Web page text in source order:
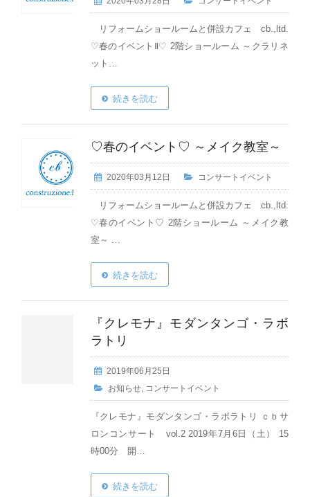
リフォームショールームと併設カフェ cb.,ltd.
♡春のイベントⅡ♡ 2階ショールーム ～クラリネ
ット…
続きを読む
♡春のイベント♡ ～メイク教室～
2020年03月12日 コンサートイベント
リフォームショールームと併設カフェ cb.,ltd.
♡春のイベント♡ 2階ショールーム ～メイク教
室～ …
続きを読む
『クレモナ』モダンタンゴ・ラボ
ラトリ
2019年06月25日
お知らせ, コンサートイベント
『クレモナ』モダンタンゴ・ラボラトリ ｃｂサ
ロンコンサート vol.2 2019年7月6日（土） 15
時00分 開…
続きを読む